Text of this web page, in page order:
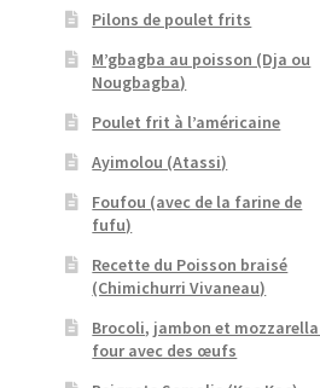
Pilons de poulet frits
M’gbagba au poisson (Dja ou
Nougbagba)
Poulet frit à l’américaine
Ayimolou (Atassi)
Foufou (avec de la farine de
fufu)
Recette du Poisson braisé
(Chimichurri Vivaneau)
Brocoli, jambon et
four avec des œufs